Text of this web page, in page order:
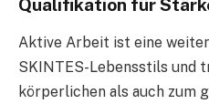
Qualifikation für
Aktive Arbeit ist eine
SKINTES-Lebensstils und
körperlichen als auch zum